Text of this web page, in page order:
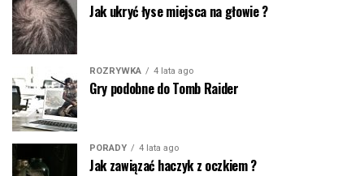
Jak ukryć łyse miejsca na głowie ?
ROZRYWKA 4 lata ago
Gry podobne do Tomb Raider
PORADY 4 lata ago
Jak zawiązać haczyk z oczkiem ?